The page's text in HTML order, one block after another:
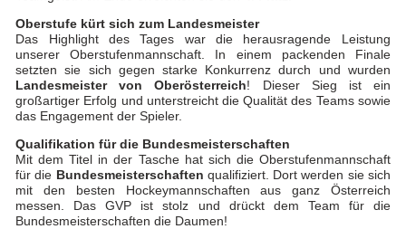
Oberstufe kürt sich zum Landesmeister
Das Highlight des Tages war die herausragende Leistung
unserer Oberstufenmannschaft. In einem packenden Finale
setzten sie sich gegen starke Konkurrenz durch und wurden
Landesmeister von Oberösterreich! Dieser Sieg ist ein
großartiger Erfolg und unterstreicht die Qualität des Teams sowie
das Engagement der Spieler.
Qualifikation für die Bundesmeisterschaften
Mit dem Titel in der Tasche hat sich die Oberstufenmannschaft
für die Bundesmeisterschaften qualifiziert. Dort werden sie sich
mit den besten Hockeymannschaften aus ganz Österreich
messen. Das GVP ist stolz und drückt dem Team für die
Bundesmeisterschaften die Daumen!